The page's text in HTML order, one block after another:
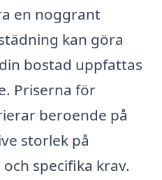
en noggrant
kan göra
bostad uppfattas
Priserna för
beroende på
storlek på
specifika krav.